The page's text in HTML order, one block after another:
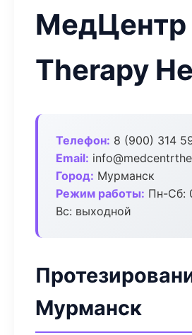
МедЦентр
Therapy
Телефон: 8 (900) 314
Email:
Город: Мурманск
Режим работы: Пн-Сб:
Вс: выходной
Мурманск